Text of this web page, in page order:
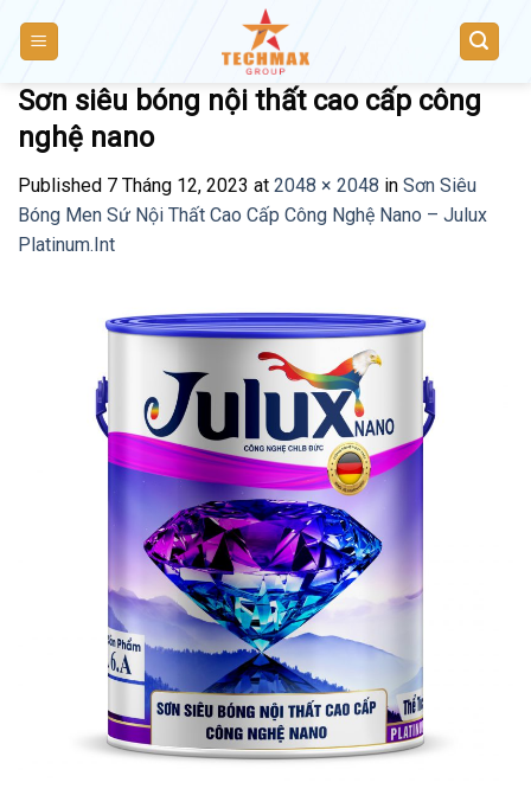
Sơn siêu bóng nội thất cao cấp công
nghệ nano
Published 7 Tháng 12, 2023 at 2048 × 2048 in Sơn Siêu
Bóng Men Sứ Nội Thất Cao Cấp Công Nghệ Nano – Julux
Platinum.Int